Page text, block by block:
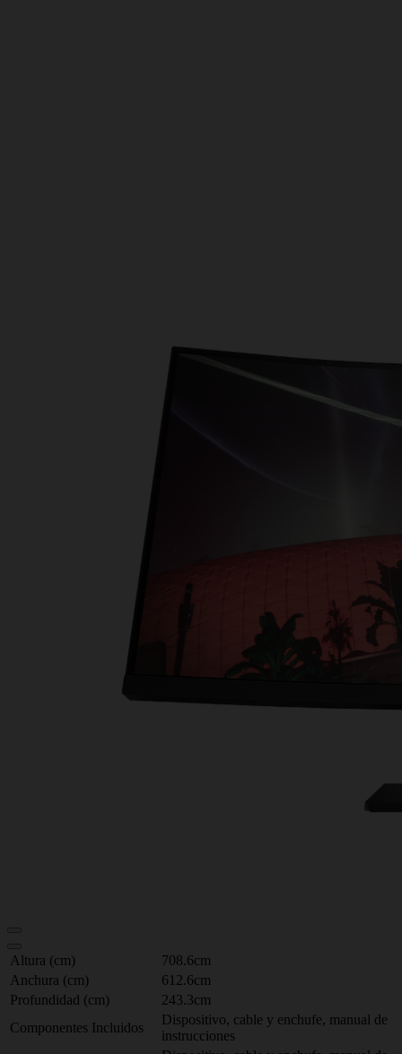
Altura (cm)
708.6cm
Anchura (cm)
612.6cm
Profundidad (cm)
243.3cm
Componentes Incluidos
Dispositivo, cable y enchufe, manual de
instrucciones